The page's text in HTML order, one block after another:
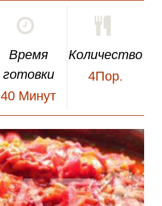
Время
готовки
40 Минут
Количество
4Пор.